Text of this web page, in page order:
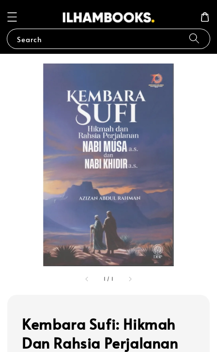
Search
1 / 1
Kembara Sufi: Hikmah
Dan Rahsia Perjalanan